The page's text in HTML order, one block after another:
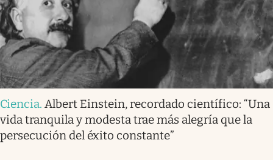
Ciencia. Albert Einstein, recordado científico: “Una
vida tranquila y modesta trae más alegría que la
persecución del éxito constante”